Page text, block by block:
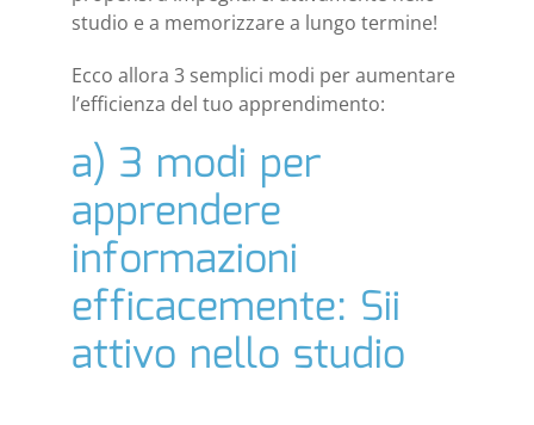
studio e a memorizzare a lungo termine!
Ecco allora 3 semplici modi per aumentare
l’efficienza del tuo apprendimento:
a) 3 modi per
apprendere
informazioni
efficacemente: Sii
attivo nello studio